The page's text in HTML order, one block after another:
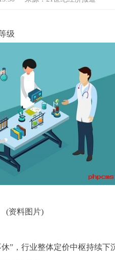
级
(资料图片)
”，行业整体定价中枢持续